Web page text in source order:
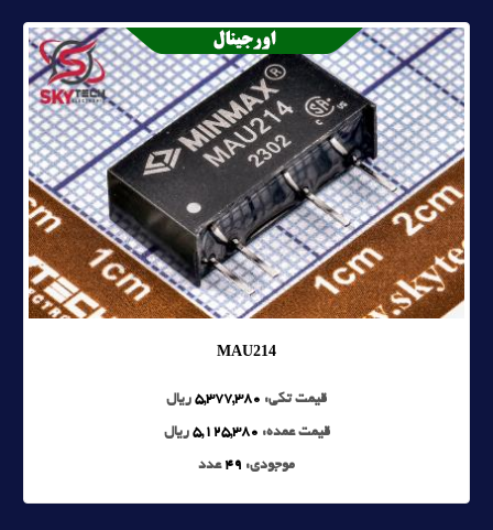
MAU214
قیمت تکی: 5,377,380 ریال
قیمت عمده: 5,125,380 ریال
موجودی: 49 عدد